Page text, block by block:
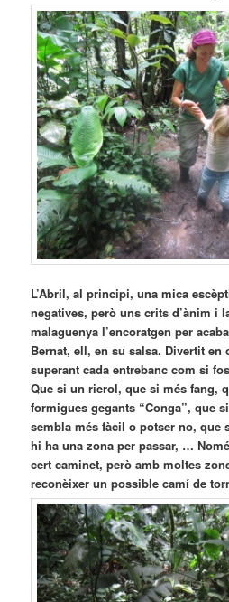
L’Abril, al principi, una mica
negatives, però uns crits d’ànim i
malaguenya l’encoratgen per
Bernat, ell, en su salsa. Divertit en
superant cada entrebanc com si
Que si un rierol, que si més fang,
formigues gegants “Conga”, que
sembla més fàcil o potser no, que
hi ha una zona per passar, …
cert caminet, però amb moltes
reconèixer un possible camí de